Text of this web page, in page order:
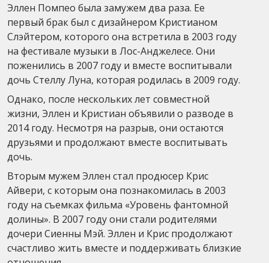
Эллен Помпео была замужем два раза. Ее
первый брак был с дизайнером Кристианом
Слэйтером, которого она встретила в 2003 году
на фестивале музыки в Лос-Анджелесе. Они
поженились в 2007 году и вместе воспитывали
дочь Стеллу Луна, которая родилась в 2009 году.
Однако, после нескольких лет совместной
жизни, Эллен и Кристиан объявили о разводе в
2014 году. Несмотря на разрыв, они остаются
друзьями и продолжают вместе воспитывать
дочь.
Вторым мужем Эллен стал продюсер Крис
Айвери, с которым она познакомилась в 2003
году на съемках фильма «Уровень фантомной
долины». В 2007 году они стали родителями
дочери Сиенны Мэй. Эллен и Крис продолжают
счастливо жить вместе и поддерживать близкие